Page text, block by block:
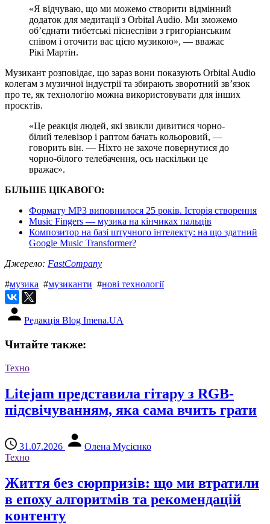
«Я відчуваю, що ми можемо створити відмінний
додаток для медитації з Orbital Audio. Ми зможемо
об’єднати тибетські піснеспіви з григоріанським
співом і оточити вас цією музикою», — вважає
Рікі Мартін.
Музикант розповідає, що зараз вони показують Orbital Audio
колегам з музичної індустрії та збирають зворотний зв’язок
про те, як технологію можна використовувати для інших
проєктів.
«Це реакція людей, які звикли дивитися чорно-
білий телевізор і раптом бачать кольоровий, —
говорить він. — Ніхто не захоче повернутися до
чорно-білого телебачення, ось наскільки це
вражає».
БІЛЬШЕ ЦІКАВОГО:
Формату MP3 виповнилося 25 років. Історія створення
Music Fingers — музика на кінчиках пальців
Композитор на базі штучного інтелекту: на що здатний
Google Music Transformer?
Джерело: FastCompany
#музика #музиканти #нові технології
Редакція Blog Imena.UA
Читайте также:
Техно
Litejam представила гітару з RGB-
підсвічуванням, яка сама вчить грати
31.07.2026
Олена Мусієнко
Техно
Життя без сюрпризів: що ми втратили
в епоху алгоритмів та рекомендацій
контенту